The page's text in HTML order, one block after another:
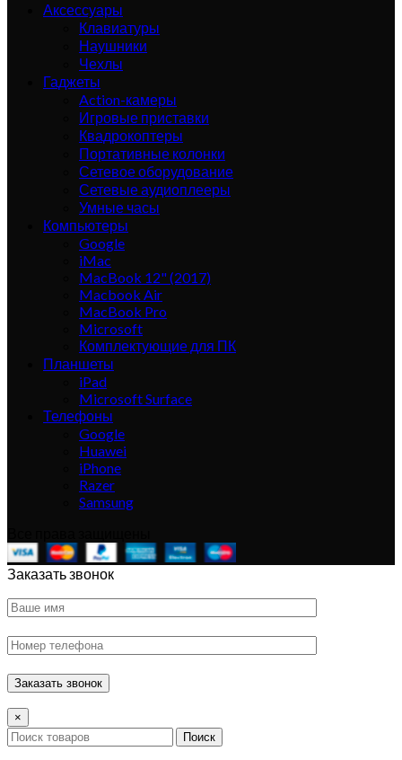
Аксессуары
Клавиатуры
Наушники
Чехлы
Гаджеты
Action-камеры
Игровые приставки
Квадрокоптеры
Портативные колонки
Сетевое оборудование
Сетевые аудиоплееры
Умные часы
Компьютеры
Google
iMac
MacBook 12" (2017)
Macbook Air
MacBook Pro
Microsoft
Комплектующие для ПК
Планшеты
iPad
Microsoft Surface
Телефоны
Google
Huawei
iPhone
Razer
Samsung
Заказать звонок
×
Поиск